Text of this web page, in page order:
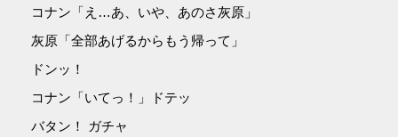
コナン「え…あ、いや、あのさ灰原」
灰原「全部あげるからもう帰って」
ドンッ！
コナン「いてっ！」ドテッ
バタン！ ガチャ